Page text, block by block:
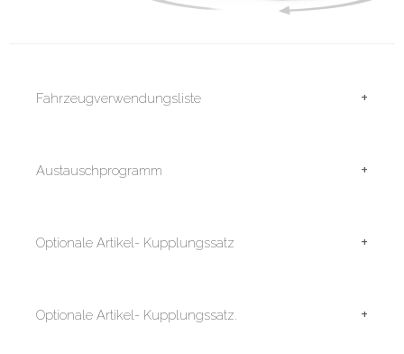
Fahrzeugverwendungsliste +
Austauschprogramm +
Optionale Artikel- Kupplungssatz +
Optionale Artikel- Kupplungssatz. +